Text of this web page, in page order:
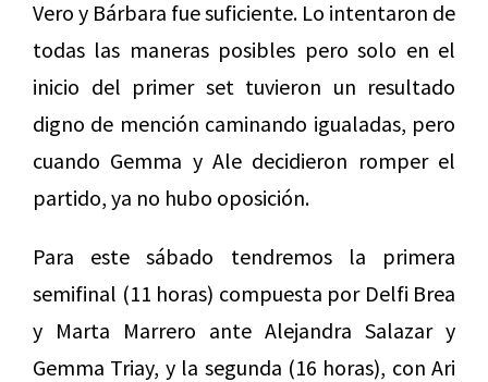
Vero y Bárbara fue suficiente. Lo intentaron de
todas las maneras posibles pero solo en el
inicio del primer set tuvieron un resultado
digno de mención caminando igualadas, pero
cuando Gemma y Ale decidieron romper el
partido, ya no hubo oposición.
Para este sábado tendremos la primera
semifinal (11 horas) compuesta por Delfi Brea
y Marta Marrero ante Alejandra Salazar y
Gemma Triay, y la segunda (16 horas), con Ari